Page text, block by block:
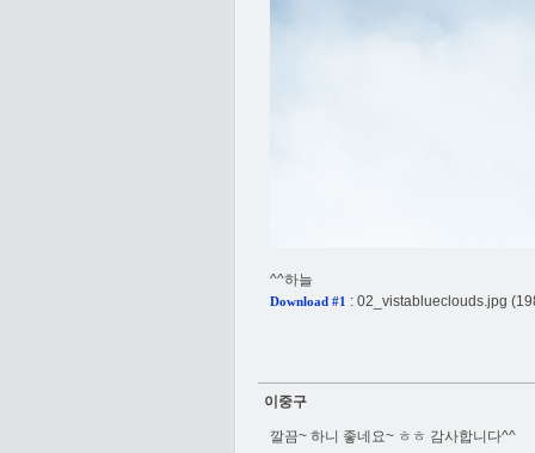
^^하늘
Download #1 : 02_vistablueclouds.jpg
이중구
깔끔~ 하니 좋네요~ ㅎㅎ 감사합니다^^